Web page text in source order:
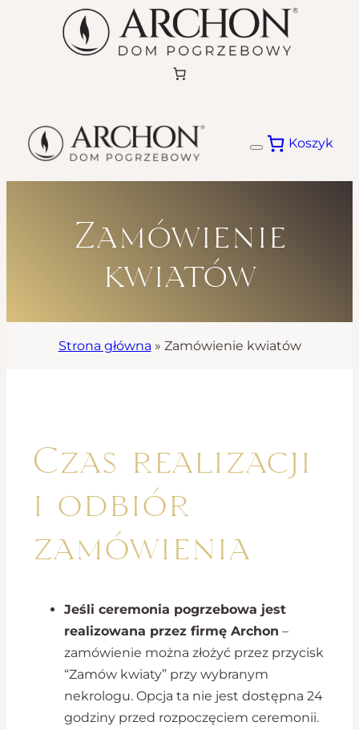
Koszyk
Zamówienie
kwiatów
Strona główna » Zamówienie kwiatów
Czas realizacji
i odbiór
zamówienia
Jeśli ceremonia pogrzebowa jest
realizowana przez firmę Archon –
zamówienie można złożyć przez przycisk
“Zamów kwiaty” przy wybranym
nekrologu. Opcja ta nie jest dostępna 24
godziny przed rozpoczęciem ceremonii.